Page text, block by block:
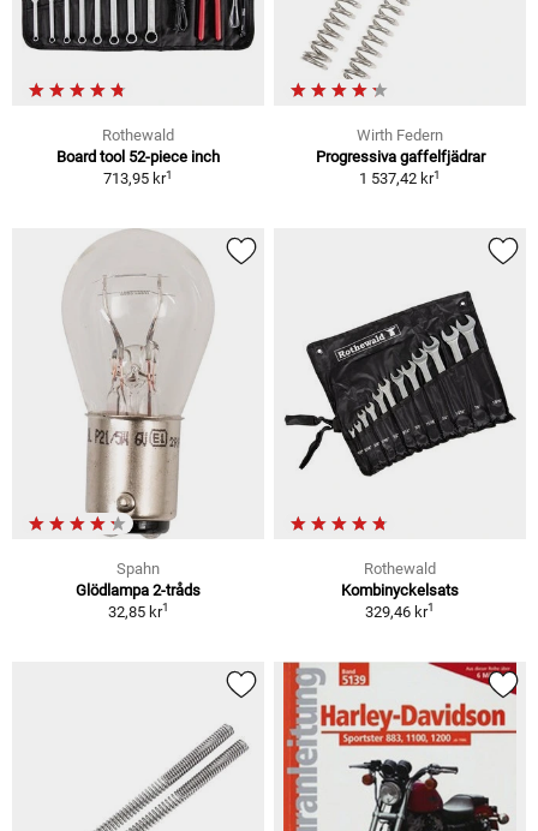
Rothewald
Board tool 52-piece inch
713,95 kr1
Wirth Federn
Progressiva gaffelfjädrar
1 537,42 kr1
Spahn
Glödlampa 2-tråds
32,85 kr1
Rothewald
Kombinyckelsats
329,46 kr1